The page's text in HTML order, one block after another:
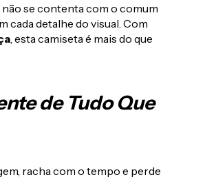
se contenta com o comum
cada detalhe do visual. Com
, esta camiseta é mais do que
de Tudo Que
racha com o tempo e perde